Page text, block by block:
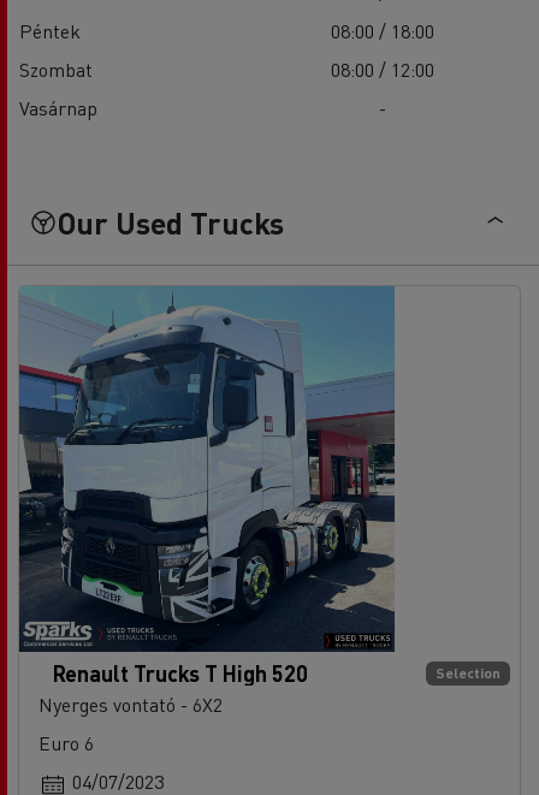
Péntek
08:00 / 18:00
Szombat
08:00 / 12:00
Vasárnap
-
Our Used Trucks
Selection
Renault Trucks T High 520
Nyerges vontató - 6X2
Euro 6
04/07/2023